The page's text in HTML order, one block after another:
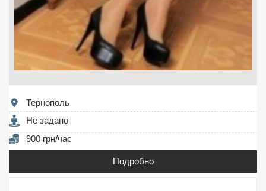
Тернополь
Не задано
900 грн/час
Подробно